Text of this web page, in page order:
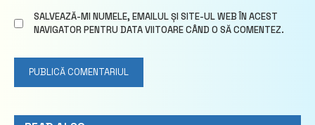
SALVEAZĂ-MI NUMELE, EMAILUL ȘI SITE-UL WEB ÎN ACEST
NAVIGATOR PENTRU DATA VIITOARE CÂND O SĂ COMENTEZ.